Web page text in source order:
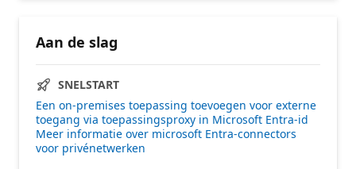
Aan de slag
SNELSTART
Een on-premises toepassing toevoegen voor externe
toegang via toepassingsproxy in Microsoft Entra-id
Meer informatie over microsoft Entra-connectors
voor privénetwerken